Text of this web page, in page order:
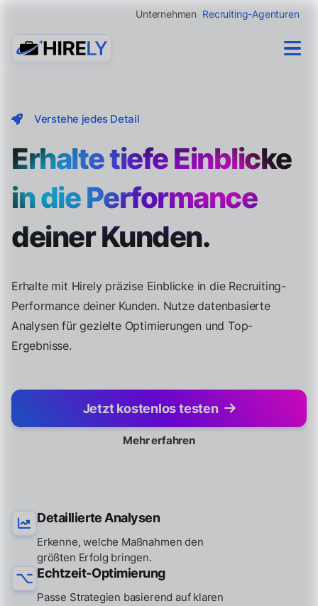
Unternehmen Recruiting-Agenturen
Verstehe jedes Detail
Erhalte tiefe Einblicke
in die Performance
deiner Kunden.
Erhalte mit Hirely präzise Einblicke in die Recruiting-
Performance deiner Kunden. Nutze datenbasierte
Analysen für gezielte Optimierungen und Top-
Ergebnisse.
Jetzt kostenlos testen
Mehr erfahren
Detaillierte Analysen
Erkenne, welche Maßnahmen den
größten Erfolg bringen.
Echtzeit-Optimierung
Passe Strategien basierend auf klaren